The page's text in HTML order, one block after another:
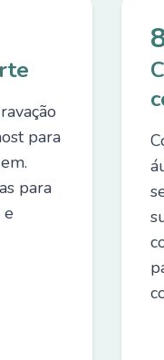
para
para
e